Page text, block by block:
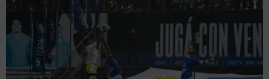
you
navigate
interact